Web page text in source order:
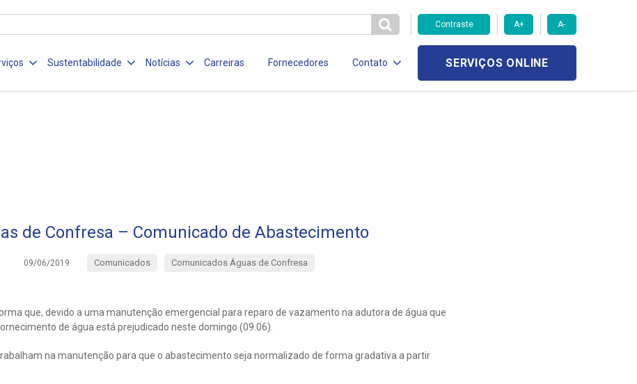
Contraste A+ A-
Sustentabilidade Notícias Carreiras Fornecedores Contato SERVIÇOS ONLINE
de Confresa – Comunicado de Abastecimento
09/06/2019 Comunicados Comunicados Águas de Confresa
que, devido a uma manutenção emergencial para reparo de vazamento na adutora de água que
de água está prejudicado neste domingo (09.06).
na manutenção para que o abastecimento seja normalizado de forma gradativa a partir